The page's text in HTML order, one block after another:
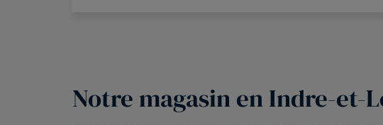
Notre magasin en Indre-et-